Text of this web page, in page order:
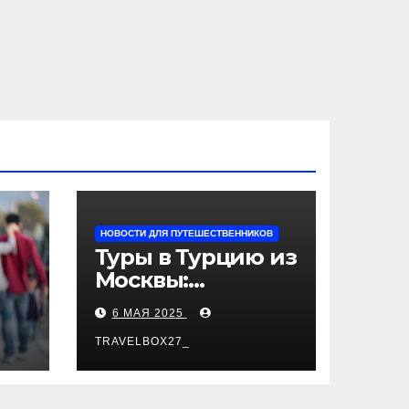
НОВОСТИ ДЛЯ ПУТЕШЕСТВЕННИКОВ
Туры в Турцию из
Москвы:
пляжный отдых,
экскурсии и
лучшие курорты
6 МАЯ 2025
TRAVELBOX27_